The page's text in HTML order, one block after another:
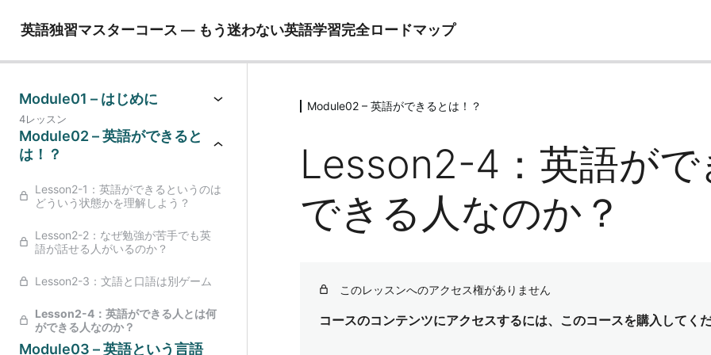
英語独習マスターコース ― もう迷わない英語学習完全ロードマップ
Module01 – はじめに
4レッスン
Module02 – 英語ができると
は！？
Lesson2-1：英語ができるというのは
どういう状態かを理解しよう？
Lesson2-2：なぜ勉強が苦手でも英
語が話せる人がいるのか？
Lesson2-3：文語と口語は別ゲーム
Lesson2-4：英語ができる人とは何
ができる人なのか？
Module03 – 英語という言語
Module02 – 英語ができるとは！？
Lesson2-4：英語が
できる人なのか？
このレッスンへのアクセス権がありません
コースのコンテンツにアクセスするには、このコースを購入してく